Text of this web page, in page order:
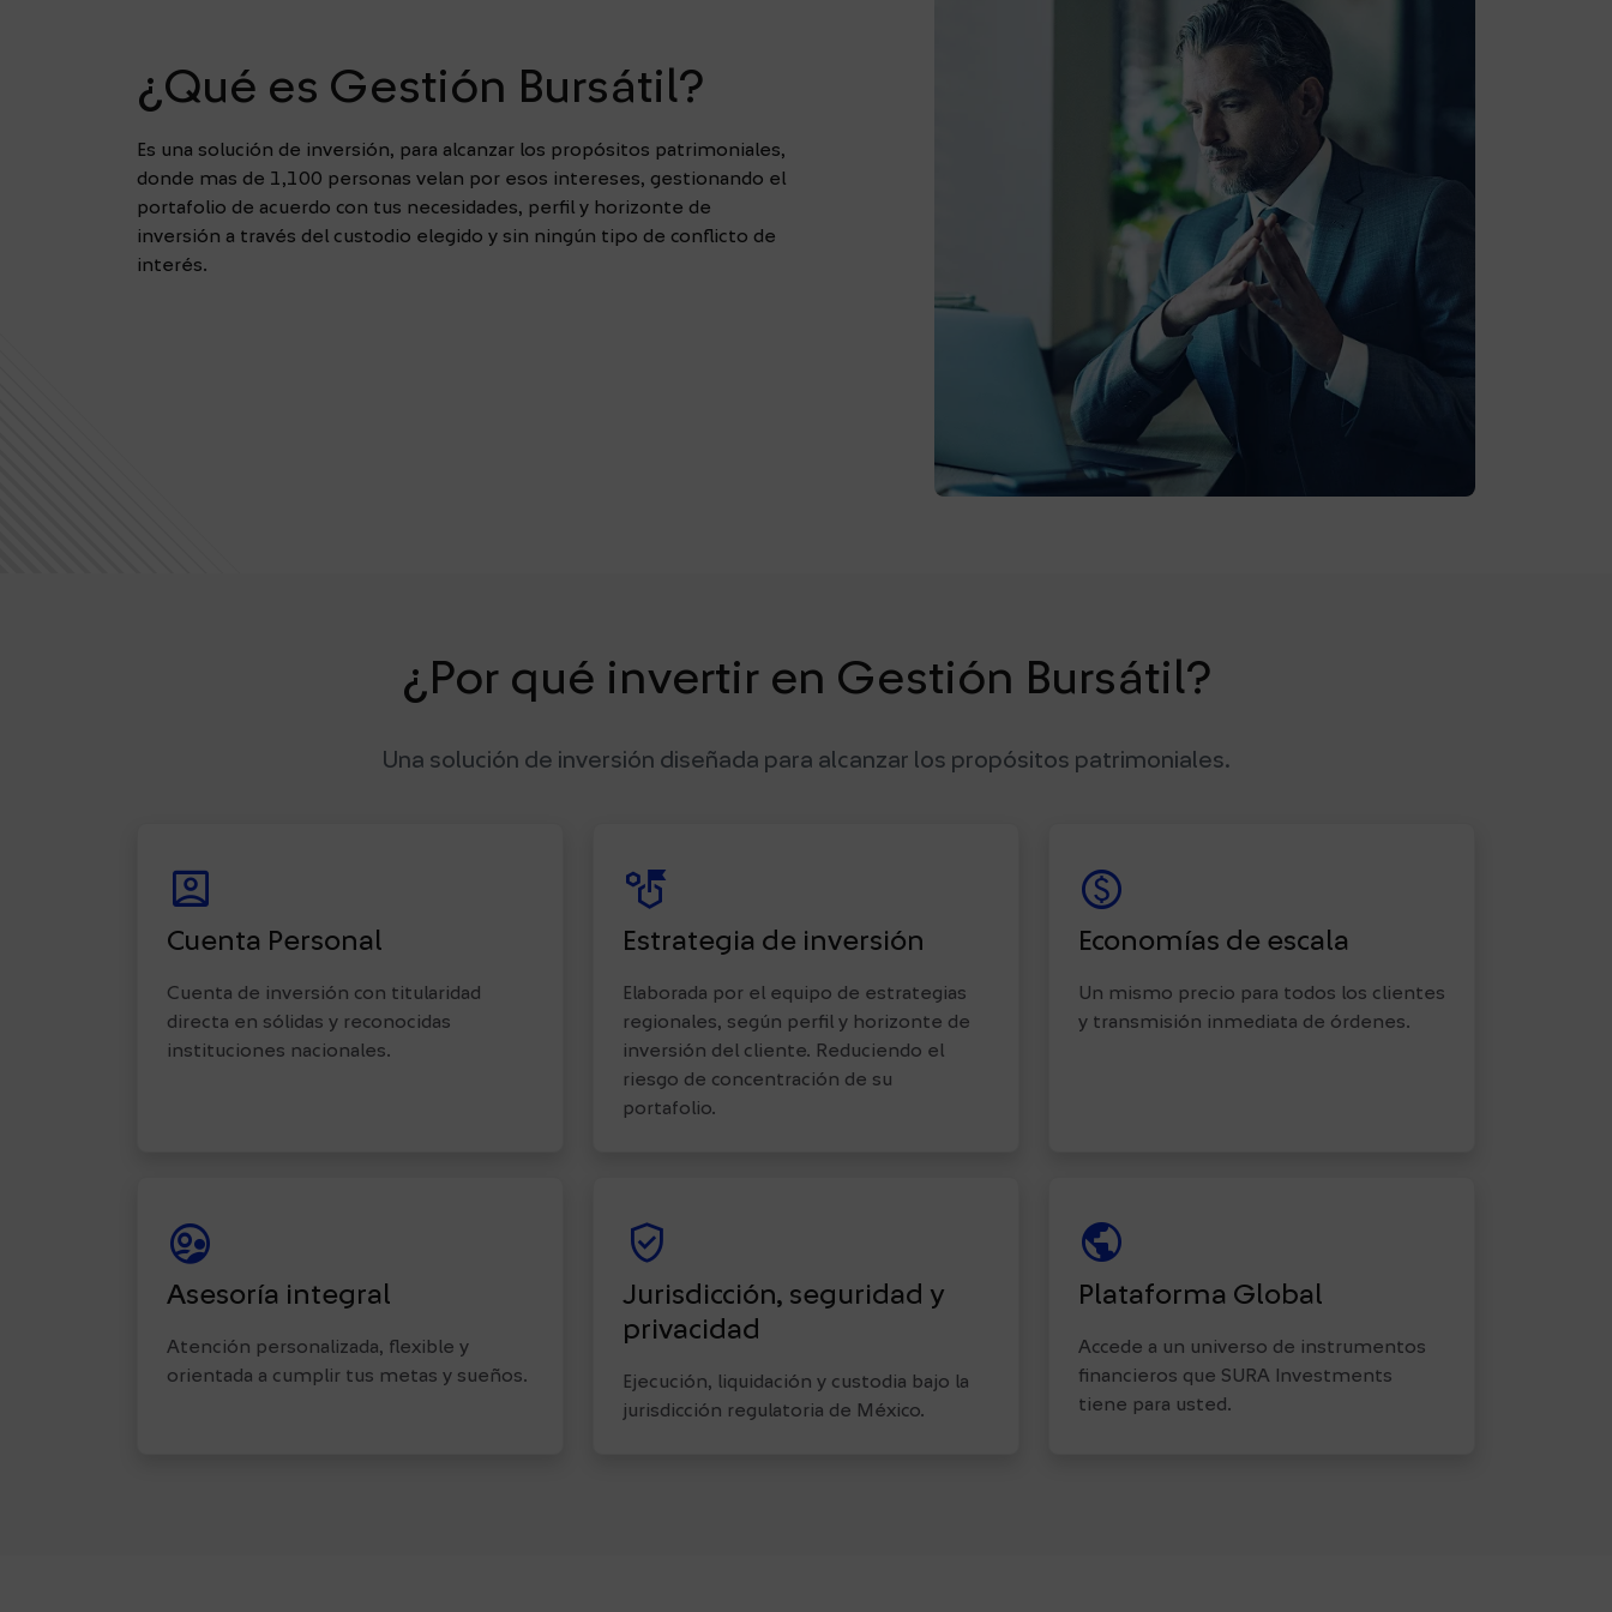
¿Qué es Gestión Bursátil?
Es una solución de inversión, para alcanzar los propósitos patrimoniales,
donde mas de 1,100 personas velan por esos intereses, gestionando el
portafolio de acuerdo con tus necesidades, perfil y horizonte de
inversión a través del custodio elegido y sin ningún tipo de conflicto de
interés.
¿Por qué invertir en Gestión Bursátil?
Una solución de inversión diseñada para alcanzar los propósitos patrimoniales.
Account_box
Cuenta Personal
Cuenta de inversión con titularidad
directa en sólidas y reconocidas
instituciones nacionales.
strategy
Estrategia de inversión
Elaborada por el equipo de estrategias
regionales, según perfil y horizonte de
inversión del cliente. Reduciendo el
riesgo de concentración de su
portafolio.
paid
Economías de escala
Un mismo precio para todos los clientes
y transmisión inmediata de órdenes.
Supervised_user_circle
Asesoría integral
Atención personalizada, flexible y
orientada a cumplir tus metas y sueños.
verified_user
Jurisdicción, seguridad y
privacidad
Ejecución, liquidación y custodia bajo la
jurisdicción regulatoria de México.
public
Plataforma Global
Accede a un universo de instrumentos
financieros que SURA Investments
tiene para usted.